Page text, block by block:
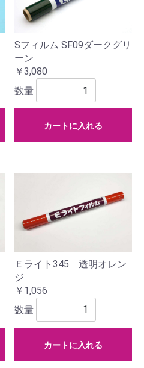
Sフィルム SF09ダークグリ
ーン
￥3,080
数量
カートに入れる
Ｅライト345 透明オレン
ジ
￥1,056
数量
カートに入れる